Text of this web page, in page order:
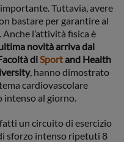
Tuttavia, avere
bastare per garantire al
l’attività fisica è
novità arriva dal
diSportand Health
, hanno dimostrato
cardiovascolare
intenso al giorno.
un circuito di esercizio
sforzo intenso ripetuti 8